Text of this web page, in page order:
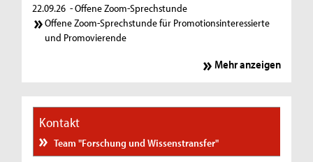
22.09.26 - Offene Zoom-Sprechstunde
Offene Zoom-Sprechstunde für Promotionsinteressierte
und Promovierende
Mehr anzeigen
Kontakt
Team "Forschung und Wissenstransfer"